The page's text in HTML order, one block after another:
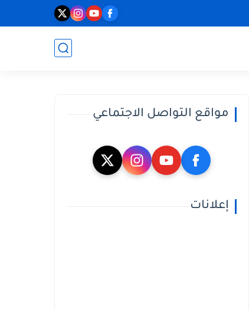
مواقع التواصل الاجتماعي
إعلانات